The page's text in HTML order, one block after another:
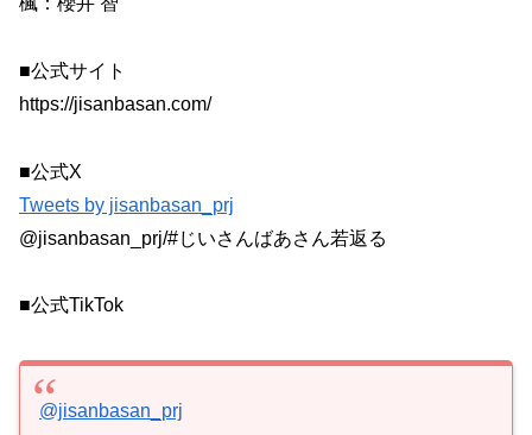
■公式サイト
https://jisanbasan.com/
■公式X
Tweets by jisanbasan_prj
@jisanbasan_prj/#じいさんばあさん若返る
■公式TikTok
@jisanbasan_prj